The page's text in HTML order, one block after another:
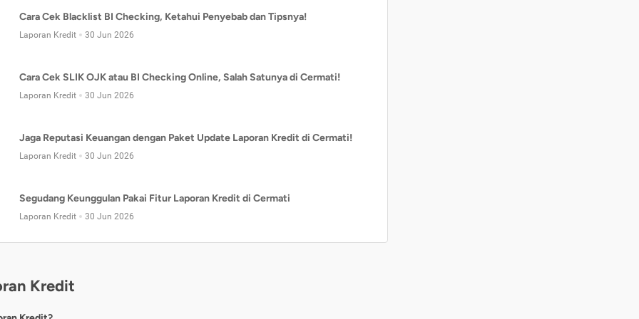
Cara Cek Blacklist BI Checking, Ketahui Penyebab dan Tipsnya!
Laporan Kredit 30 Jun 2026
Cara Cek SLIK OJK atau BI Checking Online, Salah Satunya di Cermati!
Laporan Kredit 30 Jun 2026
Jaga Reputasi Keuangan dengan Paket Update Laporan Kredit di Cermati!
Laporan Kredit 30 Jun 2026
Segudang Keunggulan Pakai Fitur Laporan Kredit di Cermati
Laporan Kredit 30 Jun 2026
Kredit